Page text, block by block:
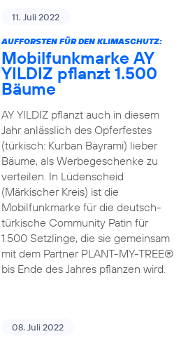
11. Juli 2022
AUFFORSTEN FÜR DEN KLIMASCHUTZ:
Mobilfunkmarke AY
YILDIZ pflanzt 1.500
Bäume
AY YILDIZ pflanzt auch in diesem
Jahr anlässlich des Opferfestes
(türkisch: Kurban Bayrami) lieber
Bäume, als Werbegeschenke zu
verteilen. In Lüdenscheid
(Märkischer Kreis) ist die
Mobilfunkmarke für die deutsch-
türkische Community Patin für
1.500 Setzlinge, die sie gemeinsam
mit dem Partner PLANT-MY-TREE®
bis Ende des Jahres pflanzen wird.
08. Juli 2022